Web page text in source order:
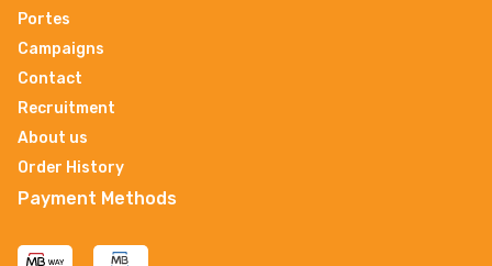
Portes
Campaigns
Contact
Recruitment
About us
Order History
Payment Methods